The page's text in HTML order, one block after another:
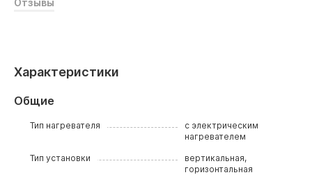
Отзывы
Характеристики
Общие
Тип нагревателя
с электрическим
нагревателем
Тип установки
вертикальная,
горизонтальная